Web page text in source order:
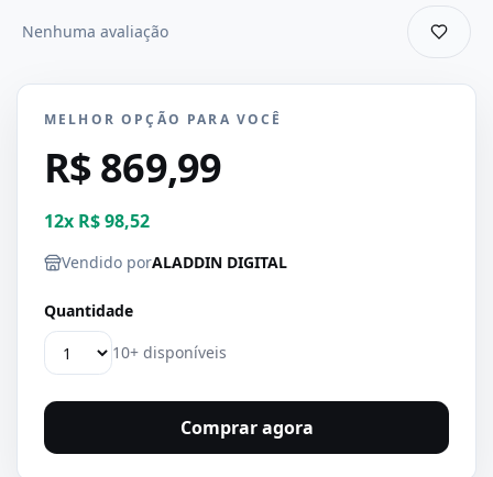
Nenhuma avaliação
MELHOR OPÇÃO PARA VOCÊ
R$ 869,99
12x R$ 98,52
Vendido porALADDIN DIGITAL
Quantidade
10+ disponíveis
Comprar agora